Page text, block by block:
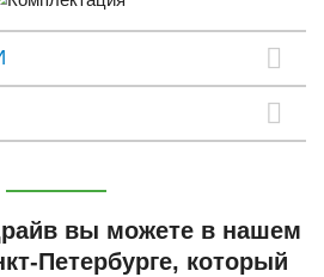
вы можете в нашем
Петербурге, который